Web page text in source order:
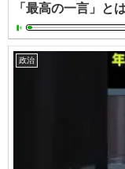
「最高の一言」と
政治